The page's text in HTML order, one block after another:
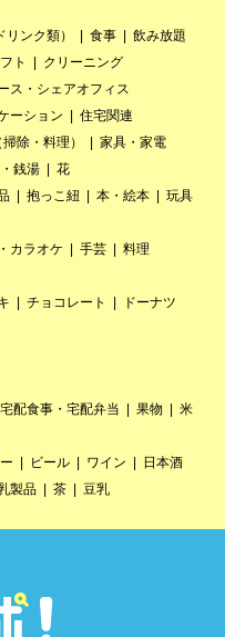
ンク類） 食事
飲み放題
ト
クリーニング
ス・シェアオフィス
ーション
住宅関連
除・料理）
家具・家電
銭湯
花
抱っこ紐 本・絵本
玩具
カラオケ 手芸
料理
チョコレート
ドーナツ
宅配食事・宅配弁当 果物
米
ビール ワイン
日本酒
製品 茶 豆乳